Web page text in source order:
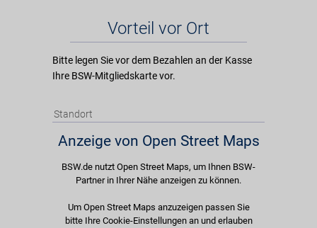
Vorteil vor Ort
Bitte legen Sie vor dem Bezahlen an der Kasse
Ihre BSW-Mitgliedskarte vor.
Standort
Anzeige von Open Street Maps
BSW.de nutzt Open Street Maps, um Ihnen BSW-
Partner in Ihrer Nähe anzeigen zu können.
Um Open Street Maps anzuzeigen passen Sie
bitte Ihre Cookie-Einstellungen an und erlauben